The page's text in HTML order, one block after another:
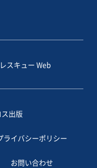
スキュー Web
出版
ライバシーポリシー
お問い合わせ